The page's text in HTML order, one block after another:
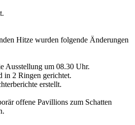
Hitze wurden folgende Änderungen
Ausstellung um 08.30 Uhr.
in 2 Ringen gerichtet.
erstellt.
offene Pavillions zum Schatten